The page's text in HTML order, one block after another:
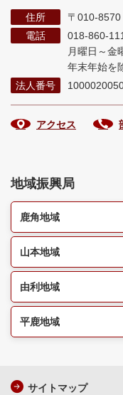
住所
〒010-
電話
018-860-
月曜日～金
年末年始を
法人番号
アクセス
地域振興局
鹿角地域
山本地域
由利地域
平鹿地域
サイトマップ